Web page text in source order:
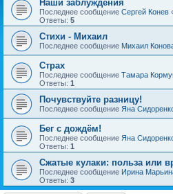
Наши заблуждения
Последнее сообщение Сергей Конев
Ответы: 5
Стихи - Михаил
Последнее сообщение Михаил
Страх
Последнее сообщение Тамара
Ответы: 1
Почувствуйте разницу!
Последнее сообщение Яна
Бег с дождём!
Последнее сообщение Яна
Ответы: 1
Сжатые кулаки: польза или
Последнее сообщение Ирина
Ответы: 3